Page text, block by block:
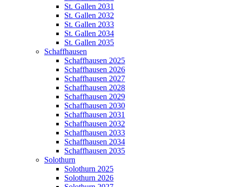
St. Gallen 2031
St. Gallen 2032
St. Gallen 2033
St. Gallen 2034
St. Gallen 2035
Schaffhausen
Schaffhausen 2025
Schaffhausen 2026
Schaffhausen 2027
Schaffhausen 2028
Schaffhausen 2029
Schaffhausen 2030
Schaffhausen 2031
Schaffhausen 2032
Schaffhausen 2033
Schaffhausen 2034
Schaffhausen 2035
Solothurn
Solothurn 2025
Solothurn 2026